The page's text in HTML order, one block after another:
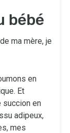
bébé
ma mère, je
en
Et
succion en
adipeux,
mes